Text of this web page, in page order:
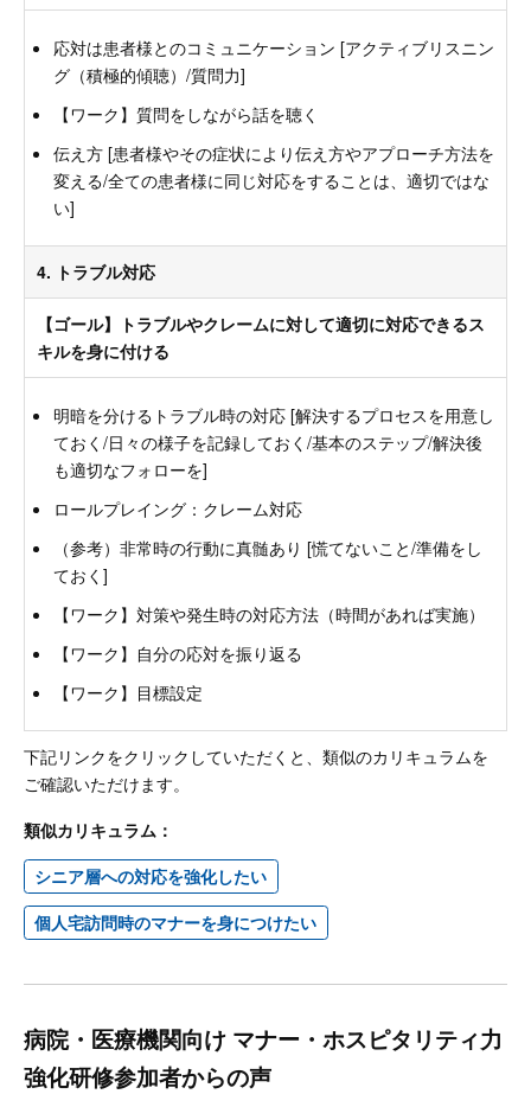
応対は患者様とのコミュニケーション [アクティブリスニン
グ（積極的傾聴）/質問力]
【ワーク】質問をしながら話を聴く
伝え方 [患者様やその症状により伝え方やアプローチ方法を
変える/全ての患者様に同じ対応をすることは、適切ではな
い]
4. トラブル対応
【ゴール】トラブルやクレームに対して適切に対応できるス
キルを身に付ける
明暗を分けるトラブル時の対応 [解決するプロセスを用意し
ておく/日々の様子を記録しておく/基本のステップ/解決後
も適切なフォローを]
ロールプレイング：クレーム対応
（参考）非常時の行動に真髄あり [慌てないこと/準備をし
ておく]
【ワーク】対策や発生時の対応方法（時間があれば実施）
【ワーク】自分の応対を振り返る
【ワーク】目標設定
下記リンクをクリックしていただくと、類似のカリキュラムを
ご確認いただけます。
類似カリキュラム：
シニア層への対応を強化したい
個人宅訪問時のマナーを身につけたい
病院・医療機関向け マナー・ホスピタリティ力
強化研修参加者からの声